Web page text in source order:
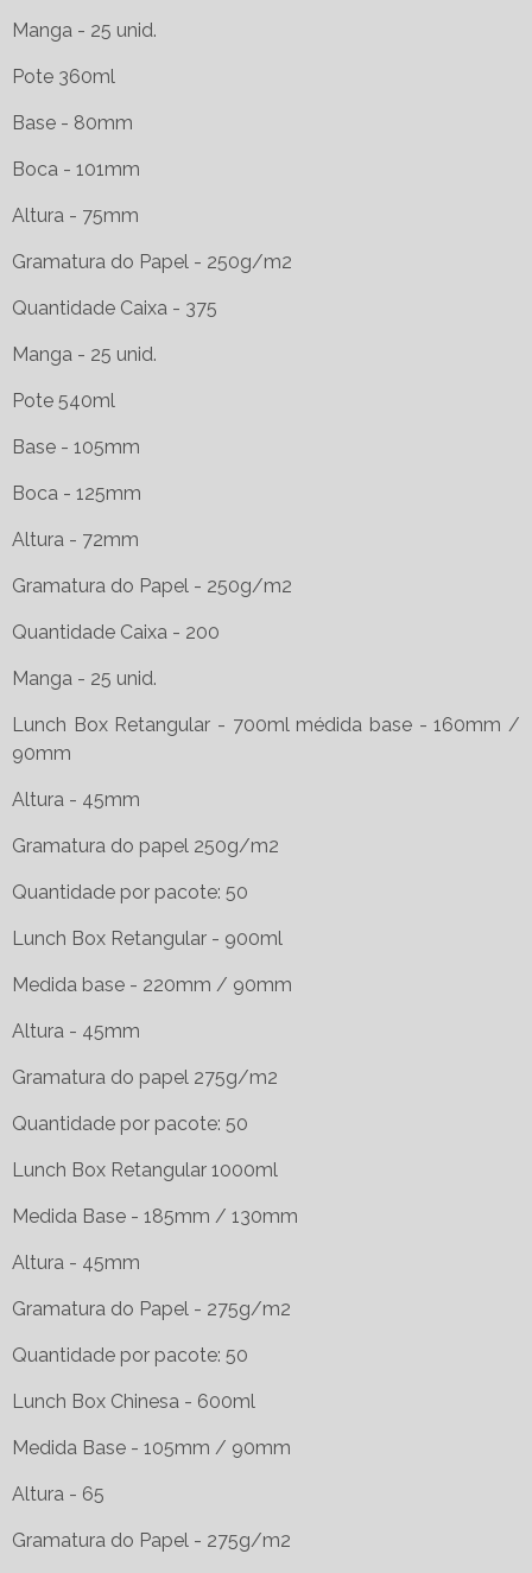
Manga - 25 unid.
Pote 360ml
Base - 80mm
Boca - 101mm
Altura - 75mm
Gramatura do Papel - 250g/m2
Quantidade Caixa - 375
Manga - 25 unid.
Pote 540ml
Base - 105mm
Boca - 125mm
Altura - 72mm
Gramatura do Papel - 250g/m2
Quantidade Caixa - 200
Manga - 25 unid.
Lunch Box Retangular - 700ml médida base - 160mm /
90mm
Altura - 45mm
Gramatura do papel 250g/m2
Quantidade por pacote: 50
Lunch Box Retangular - 900ml
Medida base - 220mm / 90mm
Altura - 45mm
Gramatura do papel 275g/m2
Quantidade por pacote: 50
Lunch Box Retangular 1000ml
Medida Base - 185mm / 130mm
Altura - 45mm
Gramatura do Papel - 275g/m2
Quantidade por pacote: 50
Lunch Box Chinesa - 600ml
Medida Base - 105mm / 90mm
Altura - 65
Gramatura do Papel - 275g/m2